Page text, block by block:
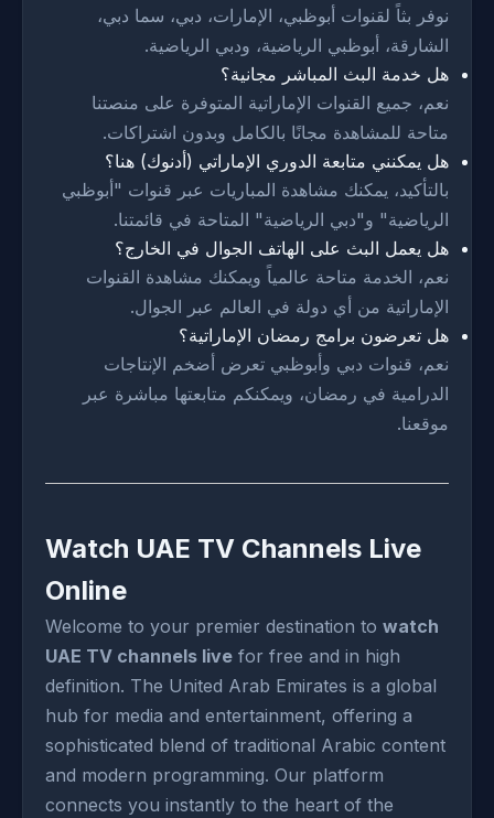
نوفر بثاً لقنوات أبوظبي، الإمارات، دبي، سما دبي،
الشارقة، أبوظبي الرياضية، ودبي الرياضية.
هل خدمة البث المباشر مجانية؟
نعم، جميع القنوات الإماراتية المتوفرة على منصتنا
متاحة للمشاهدة مجانًا بالكامل وبدون اشتراكات.
هل يمكنني متابعة الدوري الإماراتي (أدنوك) هنا؟
بالتأكيد، يمكنك مشاهدة المباريات عبر قنوات "أبوظبي
الرياضية" و"دبي الرياضية" المتاحة في قائمتنا.
هل يعمل البث على الهاتف الجوال في الخارج؟
نعم، الخدمة متاحة عالمياً ويمكنك مشاهدة القنوات
الإماراتية من أي دولة في العالم عبر الجوال.
هل تعرضون برامج رمضان الإماراتية؟
نعم، قنوات دبي وأبوظبي تعرض أضخم الإنتاجات
الدرامية في رمضان، ويمكنكم متابعتها مباشرة عبر
موقعنا.
Watch UAE TV Channels Live
Online
Welcome to your premier destination to watch
UAE TV channels live for free and in high
definition. The United Arab Emirates is a global
hub for media and entertainment, offering a
sophisticated blend of traditional Arabic content
and modern programming. Our platform
connects you instantly to the heart of the